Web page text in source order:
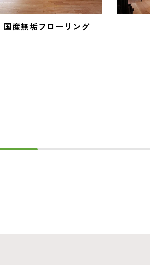
国産無垢フローリング